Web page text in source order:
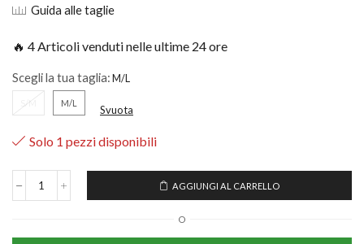
Guida alle taglie
🔥 4 Articoli venduti nelle ultime 24 ore
Scegli la tua taglia:
S/M M/L Svuota
Solo 1 pezzi disponibili
AGGIUNGI AL CARRELLO
O